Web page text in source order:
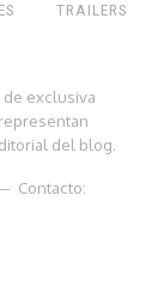
TRAILERS
de exclusiva
del blog.
Contacto: